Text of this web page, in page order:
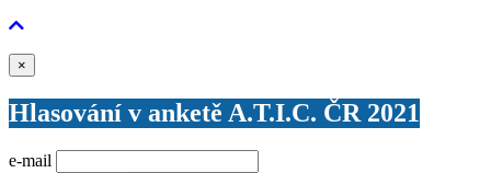
×
Hlasování v anketě A.T.I.C. ČR 2021
e-mail